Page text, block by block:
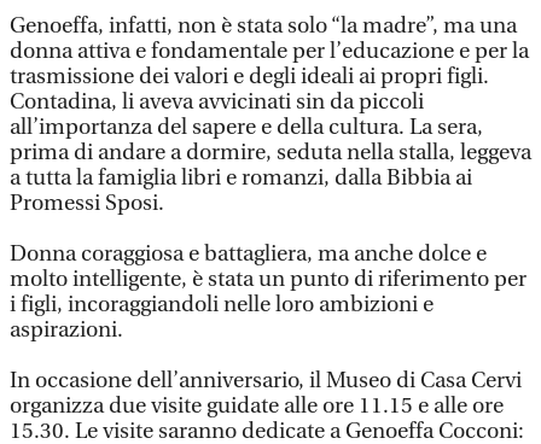
Genoeffa, infatti, non è stata solo “la madre”, ma una
donna attiva e fondamentale per l’educazione e per la
trasmissione dei valori e degli ideali ai propri figli.
Contadina, li aveva avvicinati sin da piccoli
all’importanza del sapere e della cultura. La sera,
prima di andare a dormire, seduta nella stalla, leggeva
a tutta la famiglia libri e romanzi, dalla Bibbia ai
Promessi Sposi.
Donna coraggiosa e battagliera, ma anche dolce e
molto intelligente, è stata un punto di riferimento per
i figli, incoraggiandoli nelle loro ambizioni e
aspirazioni.
In occasione dell’anniversario, il Museo di Casa Cervi
organizza due visite guidate alle ore 11.15 e alle ore
15.30. Le visite saranno dedicate a Genoeffa Cocconi: